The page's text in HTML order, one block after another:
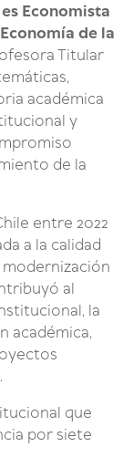
Economista
de la
Titular
académica
y
de la
entre 2022
a la calidad
al
la
académica,
que
por siete